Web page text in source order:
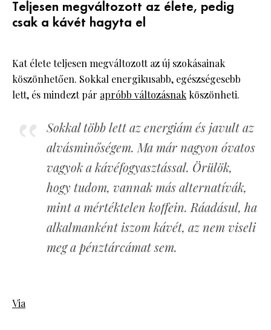
Teljesen megváltozott az élete, pedig
csak a kávét hagyta el
Kat élete teljesen megváltozott az új szokásainak
köszönhetően. Sokkal energikusabb, egészségesebb
lett, és mindezt pár apróbb változásnak köszönheti.
Sokkal több lett az energiám és javult az
alvásminőségem. Ma már nagyon óvatos
vagyok a kávéfogyasztással. Örülök,
hogy tudom, vannak más alternatívák,
mint a mértéktelen koffein. Ráadásul, ha
alkalmanként iszom kávét, az nem viseli
meg a pénztárcámat sem.
Via